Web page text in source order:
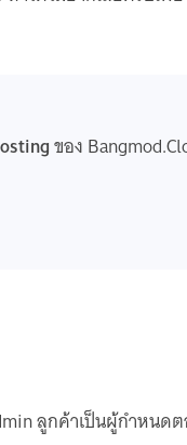
ของ
ลูกค้าเป็นผู้กำหนด